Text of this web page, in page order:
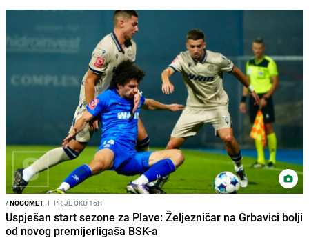
/NOGOMET I PRIJE OKO 16H
Uspješan start sezone za Plave: Željezničar na Grbavici bolji
od novog premijerligaša BSK-a